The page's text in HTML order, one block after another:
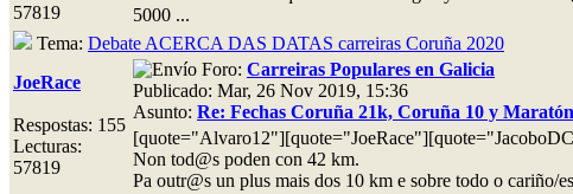
57819
5000 ...
Tema: Debate ACERCA DAS DATAS carreiras Coruña 2020
JoeRace
Respostas: 155
Lecturas:
57819
Foro: Carreiras Populares en Galicia
Publicado: Mar, 26 Nov 2019, 15:36
Asunto: Re: Fechas Coruña 21k, Coruña 10 y
Non tod@s poden con 42 km.
Pa outr@s un plus mais dos 10 km e sobre todo o cariño/